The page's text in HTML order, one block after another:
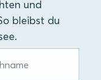
und
bleibst du